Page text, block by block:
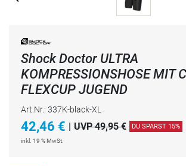
Shock Doctor ULTRA
KOMPRESSIONSHOSE MIT
FLEXCUP JUGEND
Art.Nr.: 337K-black-XL
42,46 € | UVP 49,95 € DU SPARST 15%
inkl. 19 % MwSt.